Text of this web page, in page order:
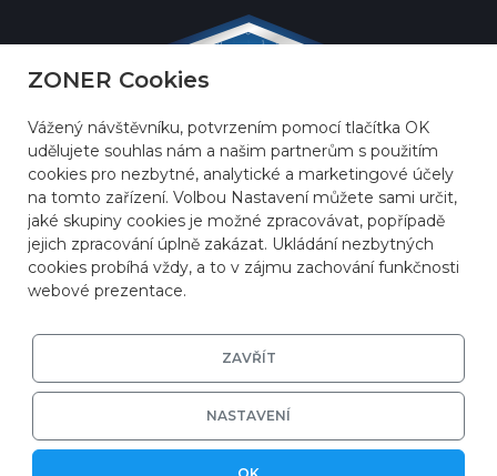
© 2026ZONER a.s.|EFRR|Ochrana soukromí
Nastavení cookies
ZONER Cookies
Vážený návštěvníku, potvrzením pomocí tlačítka OK
udělujete souhlas nám a našim partnerům s použitím
cookies pro nezbytné, analytické a marketingové účely
na tomto zařízení. Volbou Nastavení můžete sami určit,
jaké skupiny cookies je možné zpracovávat, popřípadě
jejich zpracování úplně zakázat. Ukládání nezbytných
cookies probíhá vždy, a to v zájmu zachování funkčnosti
webové prezentace.
ZAVŘÍT
NASTAVENÍ